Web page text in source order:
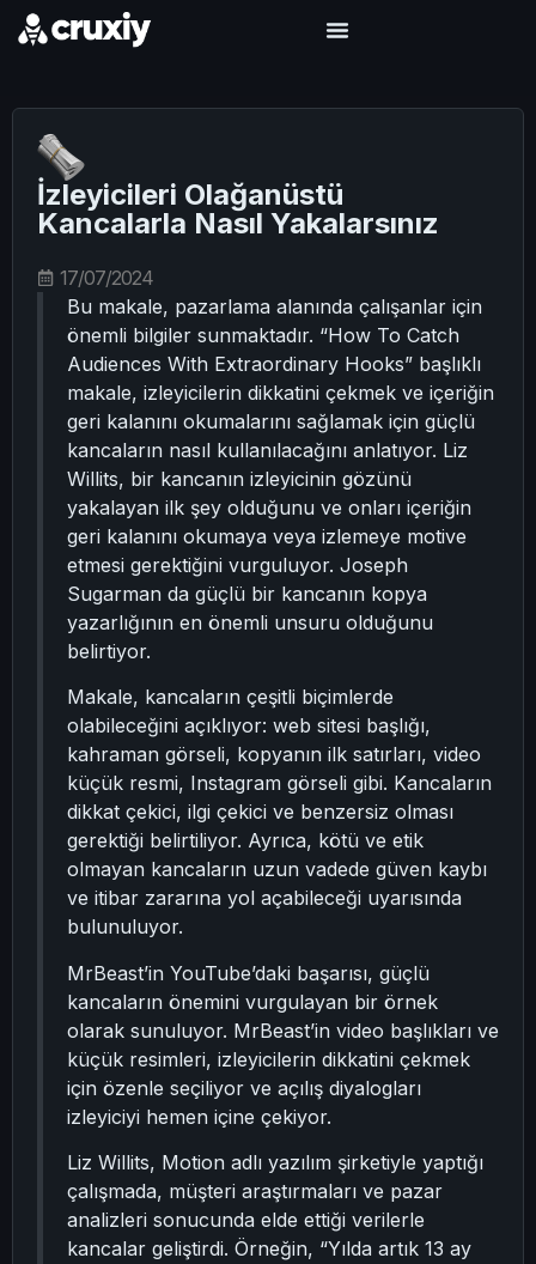
İzleyicileri Olağanüstü
Kancalarla Nasıl Yakalarsınız
17/07/2024
Bu makale, pazarlama alanında çalışanlar için
önemli bilgiler sunmaktadır. “How To Catch
Audiences With Extraordinary Hooks” başlıklı
makale, izleyicilerin dikkatini çekmek ve içeriğin
geri kalanını okumalarını sağlamak için güçlü
kancaların nasıl kullanılacağını anlatıyor. Liz
Willits, bir kancanın izleyicinin gözünü
yakalayan ilk şey olduğunu ve onları içeriğin
geri kalanını okumaya veya izlemeye motive
etmesi gerektiğini vurguluyor. Joseph
Sugarman da güçlü bir kancanın kopya
yazarlığının en önemli unsuru olduğunu
belirtiyor.
Makale, kancaların çeşitli biçimlerde
olabileceğini açıklıyor: web sitesi başlığı,
kahraman görseli, kopyanın ilk satırları, video
küçük resmi, Instagram görseli gibi. Kancaların
dikkat çekici, ilgi çekici ve benzersiz olması
gerektiği belirtiliyor. Ayrıca, kötü ve etik
olmayan kancaların uzun vadede güven kaybı
ve itibar zararına yol açabileceği uyarısında
bulunuluyor.
MrBeast’in YouTube’daki başarısı, güçlü
kancaların önemini vurgulayan bir örnek
olarak sunuluyor. MrBeast’in video başlıkları ve
küçük resimleri, izleyicilerin dikkatini çekmek
için özenle seçiliyor ve açılış diyalogları
izleyiciyi hemen içine çekiyor.
Liz Willits, Motion adlı yazılım şirketiyle yaptığı
çalışmada, müşteri araştırmaları ve pazar
analizleri sonucunda elde ettiği verilerle
kancalar geliştirdi. Örneğin, “Yılda artık 13 ay